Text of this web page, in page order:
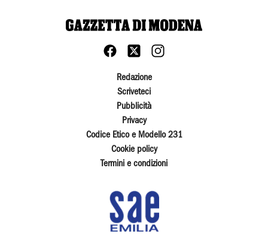
Redazione
Scriveteci
Pubblicità
Privacy
Codice Etico e Modello 231
Cookie policy
Termini e condizioni